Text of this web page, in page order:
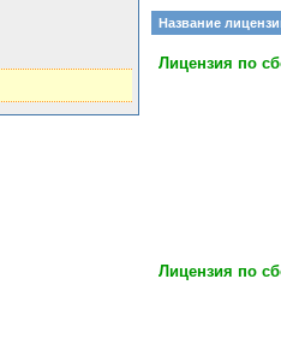
Название
Лицензия по
Лицензия по